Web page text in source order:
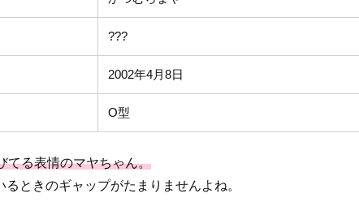
???
2002年4月8日
O型
てる表情のマヤちゃん。
ときのギャップがたまりませんよね。